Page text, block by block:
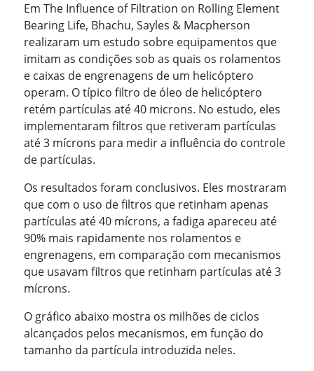
Em The Influence of Filtration on Rolling Element
Bearing Life, Bhachu, Sayles & Macpherson
realizaram um estudo sobre equipamentos que
imitam as condições sob as quais os rolamentos
e caixas de engrenagens de um helicóptero
operam. O típico filtro de óleo de helicóptero
retém partículas até 40 microns. No estudo, eles
implementaram filtros que retiveram partículas
até 3 mícrons para medir a influência do controle
de partículas.
Os resultados foram conclusivos. Eles mostraram
que com o uso de filtros que retinham apenas
partículas até 40 mícrons, a fadiga apareceu até
90% mais rapidamente nos rolamentos e
engrenagens, em comparação com mecanismos
que usavam filtros que retinham partículas até 3
mícrons.
O gráfico abaixo mostra os milhões de ciclos
alcançados pelos mecanismos, em função do
tamanho da partícula introduzida neles.